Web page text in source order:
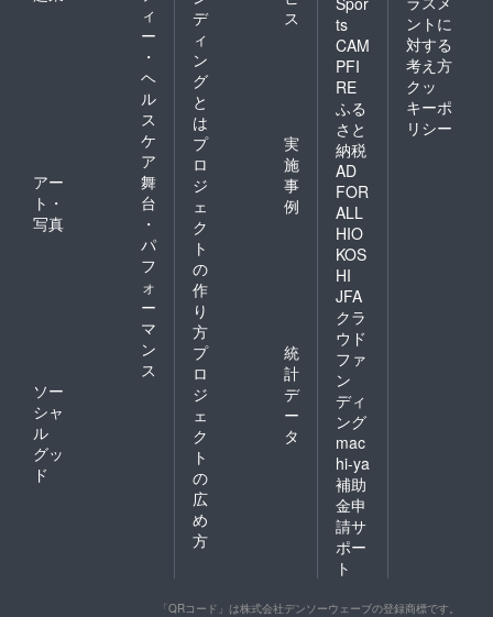
ィ
ー
・
ヘ
ル
ス
ケ
ア
アー
ト・
写真
舞
台
・
パ
フ
ォ
ー
マ
ン
ス
ソー
シャ
ル
グッ
ド
デ
ィ
ン
グ
と
は
ス
プ
ロ
ジ
ェ
ク
ト
の
作
り
方
実
施
事
例
プ
ロ
ジ
ェ
ク
ト
の
広
め
方
統
計
デ
ー
タ
ts
CAM
PFI
RE
ふる
さと
納税
AD
FOR
ALL
HIO
KOS
HI
JFA
クラ
ウド
ファ
ン
ディ
ング
mac
hi-ya
補助
金申
請サ
ポー
ト
ントに
対する
考え方
クッ
キーポ
リシー
「QRコード」は株式会社デンソーウェーブの登録商標です。